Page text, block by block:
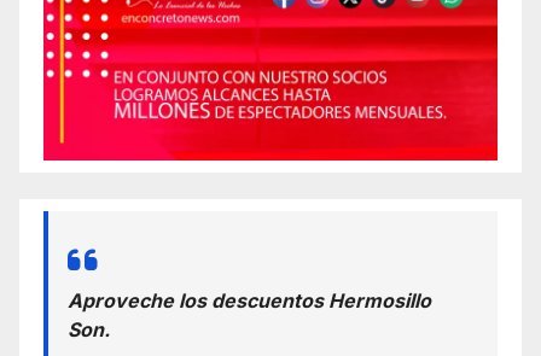
Aproveche los descuentos Hermosillo
Son.